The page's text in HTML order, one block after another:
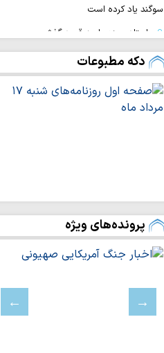
سوگند یاد کرده است
استاد حوزه علمیه قم درگذشت
جلد ششم ترجمه اردوی «عبقات‌الانوار» با
محوریت حدیث منزلت منتشر شد
خبرنگاران سدی استوار در برابر هجمه‌های
دشمنان می باشند
سواد رسانه‌ایِ کنشگرانه؛ سلاح خبرنگار
متعهد در جنگ شناختی
اردوی «مثل خمینی(ره)» با محور تربیت
رفتاری پیشرفته» برگزار می‌شود
دکه مطبوعات
پرونده‌های ویژه